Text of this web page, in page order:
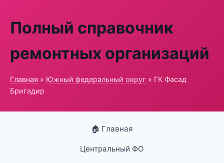
Полный справочник
ремонтных организаций
Главная » Южный федеральный округ » ГК Фасад
Бригадир
🏠 Главная
Центральный ФО